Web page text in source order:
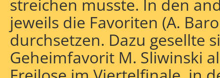
streichen musste. In den
jeweils die Favoriten (A.
durchsetzen. Dazu gesellte
Geheimfavorit M. Sliwinski